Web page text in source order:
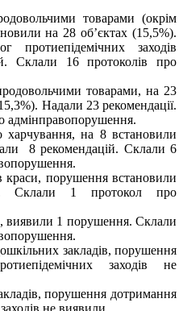
товарами (окрім
на 28 об’єктах (15,5%).
протиепідемічних заходів
Склали 16 протоколів про
товарами, на 23
Надали 23 рекомендації.
адмінправопорушення.
харчування, на 8 встановили
8 рекомендацій. Склали 6
краси, порушення встановили
Склали 1 протокол про
виявили 1 порушення. Склали
закладів, порушення
заходів не
порушення дотримання
не виявили.